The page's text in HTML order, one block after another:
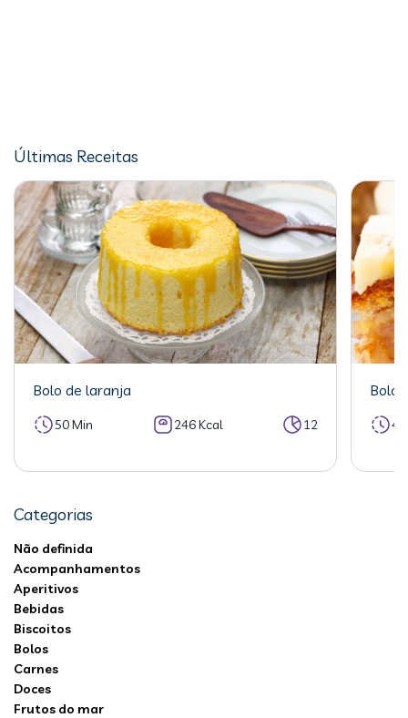
Últimas Receitas
Bolo de laranja
50 Min 246 Kcal 12
Bolo
Categorias
Não definida
Acompanhamentos
Aperitivos
Bebidas
Biscoitos
Bolos
Carnes
Doces
Frutos do mar